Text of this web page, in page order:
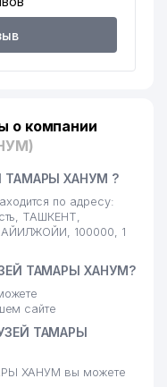
125 м
ООО 127 м
134 м
о компании
ТАМАРЫ ХАНУМ ?
по адресу:
ТАШКЕНТ,
100000, 1
ТАМАРЫ ХАНУМ?
сайте
ТАМАРЫ
ХАНУМ вы можете